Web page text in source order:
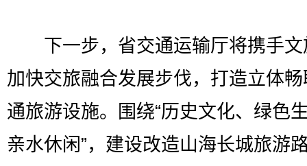
下一步，省交通运输厅将携手文
加快交旅融合发展步伐，打造立体
通旅游设施。围绕“历史文化、绿色
亲水休闲”，建设改造山海长城旅游